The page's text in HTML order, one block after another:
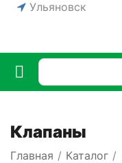
Ульяновск
Клапаны
Главная / Каталог /